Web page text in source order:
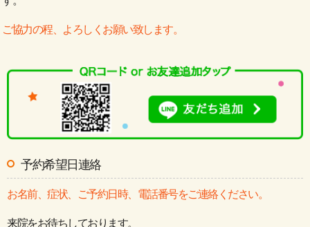
ご協力の程、よろしくお願い致します。
予約希望日連絡
お名前、症状、ご予約日時、電話番号をご連絡ください。
来院をお待ちしております。